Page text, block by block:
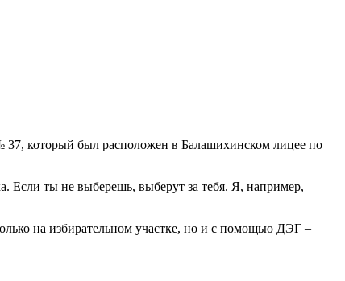
который был расположен в Балашихинском лицее по
Если ты не выберешь, выберут за тебя. Я, например,
на избирательном участке, но и с помощью ДЭГ –